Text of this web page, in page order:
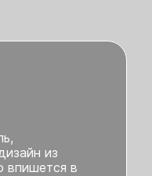
из
впишется в